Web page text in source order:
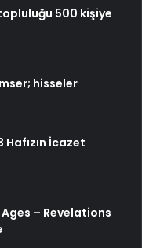
500 kişiye
hisseler
Hafızın İcazet
– Revelations